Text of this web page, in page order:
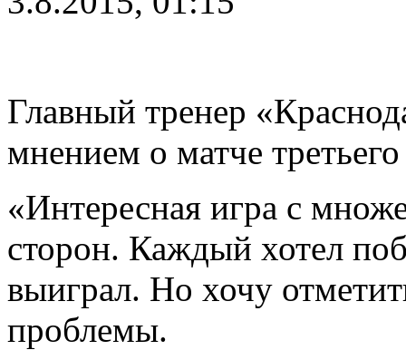
Главный тренер
мнением о матче
«Интересная игра с
сторон. Каждый хотел
выиграл. Но хочу
проблемы.